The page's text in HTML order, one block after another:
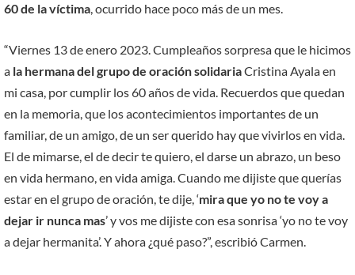
60 de la víctima, ocurrido hace poco más de un mes.
“Viernes 13 de enero 2023. Cumpleaños sorpresa que le hicimos
a la hermana del grupo de oración solidariaCristina Ayala en
mi casa, por cumplir los 60 años de vida. Recuerdos que quedan
en la memoria, que los acontecimientos importantes de un
familiar, de un amigo, de un ser querido hay que vivirlos en vida.
El de mimarse, el de decir te quiero, el darse un abrazo, un beso
en vida hermano, en vida amiga. Cuando me dijiste que querías
estar en el grupo de oración, te dije, ‘mira que yo no te voy a
dejar ir nunca mas’ y vos me dijiste con esa sonrisa ‘yo no te voy
a dejar hermanita’. Y ahora ¿qué paso?”, escribió Carmen.